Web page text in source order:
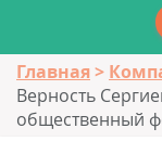
Главная
Верность
общественный